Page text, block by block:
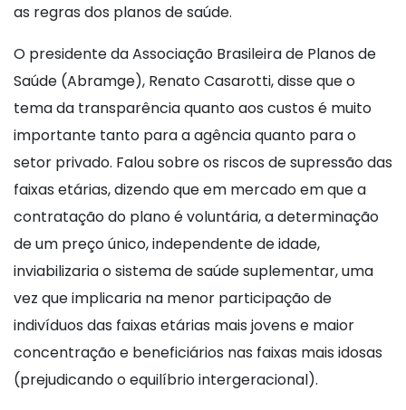
as regras dos planos de saúde.
O presidente da Associação Brasileira de Planos de
Saúde (Abramge), Renato Casarotti, disse que o
tema da transparência quanto aos custos é muito
importante tanto para a agência quanto para o
setor privado. Falou sobre os riscos de supressão das
faixas etárias, dizendo que em mercado em que a
contratação do plano é voluntária, a determinação
de um preço único, independente de idade,
inviabilizaria o sistema de saúde suplementar, uma
vez que implicaria na menor participação de
indivíduos das faixas etárias mais jovens e maior
concentração e beneficiários nas faixas mais idosas
(prejudicando o equilíbrio intergeracional).